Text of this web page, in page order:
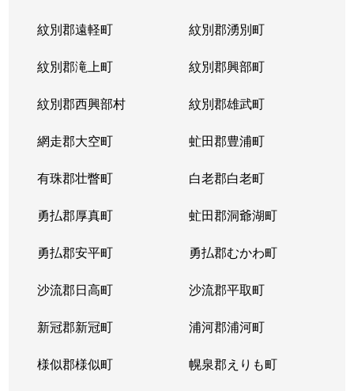
紋別郡遠軽町 紋別郡湧別町
紋別郡滝上町 紋別郡興部町
紋別郡西興部村 紋別郡雄武町
網走郡大空町 虻田郡豊浦町
有珠郡壮瞥町 白老郡白老町
勇払郡厚真町 虻田郡洞爺湖町
勇払郡安平町 勇払郡むかわ町
沙流郡日高町 沙流郡平取町
新冠郡新冠町 浦河郡浦河町
様似郡様似町 幌泉郡えりも町